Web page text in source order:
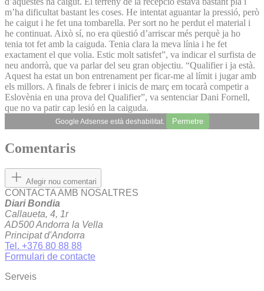
m’ha dificultat bastant les coses. He intentat aguantar la pressió, però
he caigut i he fet una tombarella. Per sort no he perdut el material i
he continuat. Això sí, no era qüestió d’arriscar més perquè ja ho
tenia tot fet amb la caiguda. Tenia clara la meva línia i he fet
exactament el que volia. Estic molt satisfet”, va indicar el surfista de
neu andorrà, que va parlar del seu gran objectiu. “Qualifier i ja està.
Aquest ha estat un bon entrenament per ficar-me al límit i jugar amb
els millors. A finals de febrer i inicis de març em tocarà competir a
Eslovènia en una prova del Qualifier”, va sentenciar Dani Fornell,
que no va patir cap lesió en la caiguda.
Google Adsense està deshabilitat. Permetre
Comentaris
Afegir nou comentari
CONTACTA AMB NOSALTRES
Diari Bondia
Callaueta, 4, 1r
AD500 Andorra la Vella
Principat d'Andorra
Tel. +376 80 88 88
Formulari de contacte
Serveis